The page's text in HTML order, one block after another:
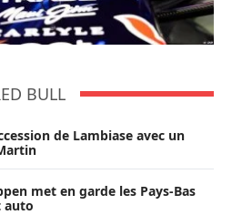
BULL
de Lambiase avec un
met en garde les Pays-Bas
auto